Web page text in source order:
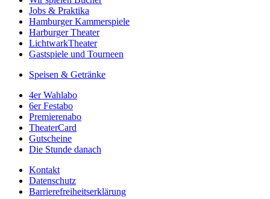
Jobs & Praktika
Hamburger Kammerspiele
Harburger Theater
LichtwarkTheater
Gastspiele und Tourneen
Speisen & Getränke
4er Wahlabo
6er Festabo
Premierenabo
TheaterCard
Gutscheine
Die Stunde danach
Kontakt
Datenschutz
Barrierefreiheitserklärung